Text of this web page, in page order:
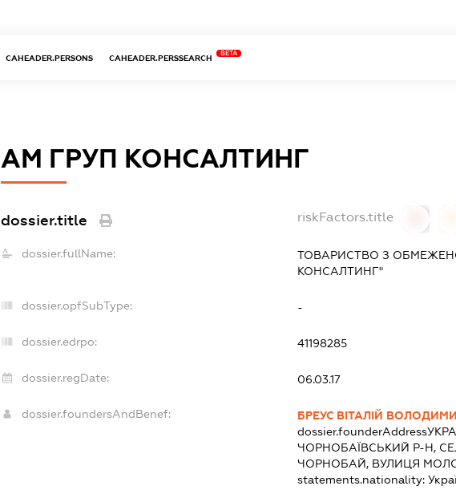
CAHEADER.PERSONS CAHEADER.PERSSEARCH
BETA
АМ ГРУП КОНСАЛТИНГ
dossier.title riskFactors.title
dossier.fullName:
ТОВАРИСТВО З
КОНСАЛТИНГ"
dossier.opfSubType: -
dossier.edrpo: 41198285
dossier.regDate: 06.03.17
dossier.foundersAndBenef:
БРЕУС ВІТАЛІЙ
dossier.founderAddress
ЧОРНОБАЇВСЬКИЙ Р-Н,
ЧОРНОБАЙ, ВУЛИЦЯ
statements.nationality: